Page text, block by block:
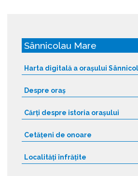
Sânnicolau Mare
Harta digitală a orașului
Despre oraș
Cărți despre istoria orașului
Cetățeni de onoare
Localități înfrățite